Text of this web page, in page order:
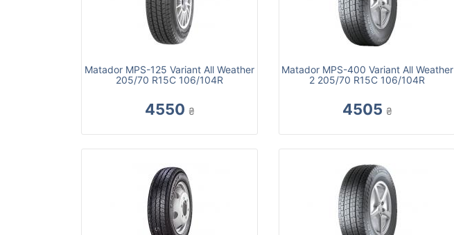
Matador MPS-125 Variant All Weather
205/70 R15C 106/104R
4550 ₴
Matador MPS-400 Variant All Weather
2 205/70 R15C 106/104R
4505 ₴